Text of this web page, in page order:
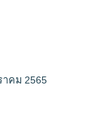
คม 2565